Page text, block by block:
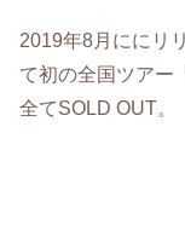
2019年8月ににリ
て初の全国ツアー
全てSOLD OUT。